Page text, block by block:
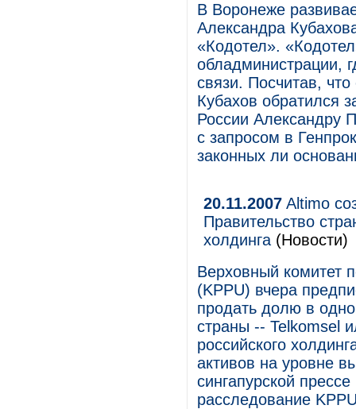
В Воронеже
Александра
«Кодотел».
обладминистрации,
связи. Посчитав,
Кубахов обратился
России Александру
с запросом в
законных ли
20.11.2007 Altimo
Правительство
холдинга (Новости)
Верховный комитет
(KPPU) вчера
продать долю в
страны -- Telkomsel
российского
активов на уровне
сингапурской
расследование